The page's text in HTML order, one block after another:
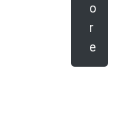
o
r
e